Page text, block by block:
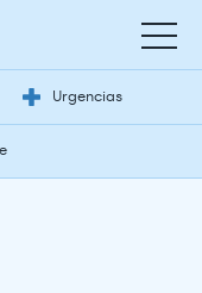
Urgencias